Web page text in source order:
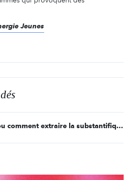
Jeunes
Le Pressoir Numérique ou comment extraire la substantifique moelle d’Énergie Jeunes